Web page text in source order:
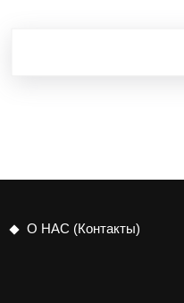
О НАС (Контакты)